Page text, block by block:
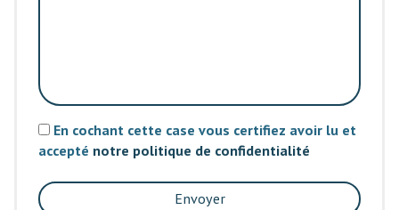
En cochant cette case vous certifiez avoir lu et
accepté notre politique de confidentialité
Envoyer